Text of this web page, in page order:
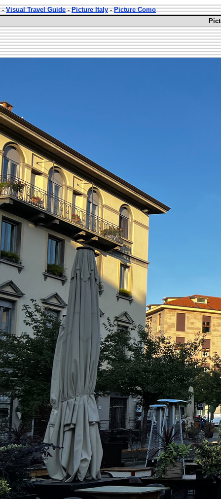
-Visual Travel Guide-Picture Italy-Picture Como